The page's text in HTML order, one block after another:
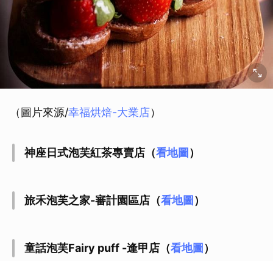
（圖片來源/幸福烘焙-大業店）
神座日式泡芙紅茶專賣店（看地圖 ）
旅禾泡芙之家-審計園區店（看地圖 ）
童話泡芙Fairy puff -逢甲店（看地圖 ）